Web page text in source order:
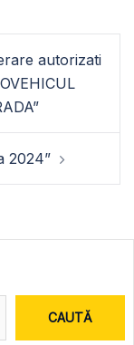
autorizati
2024”
CAUTĂ